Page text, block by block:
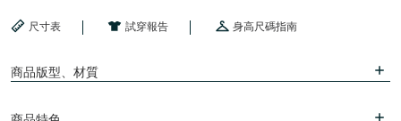
尺寸表 試穿報告 身高尺碼指南
商品版型、材質